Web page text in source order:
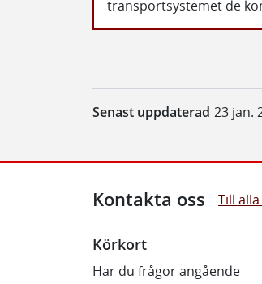
transportsystemet de
Senast uppdaterad 23 jan.
Kontakta oss Till
Körkort
Har du frågor angående